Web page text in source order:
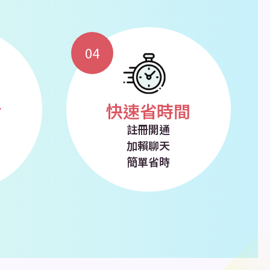
快速省時間
註冊開通
加賴聊天
簡單省時
04